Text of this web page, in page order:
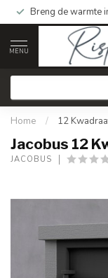
Breng de warmte
MENU
Home / 12
Jacobus 12
JACOBUS